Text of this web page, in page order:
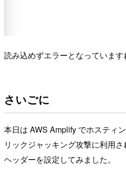
読み込めずエラーとなっています
さいごに
本日は AWS Amplify でホスティ
リックジャッキング攻撃に利用
ヘッダーを設定してみました。